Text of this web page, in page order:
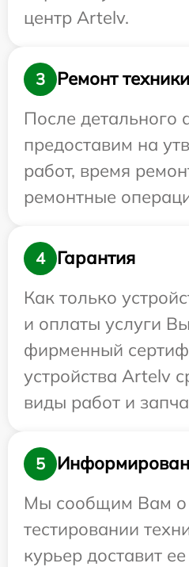
центр Artelv.
3
Ремонт техники
После детального
предоставим на
работ, время
ремонтные
4
Гарантия
Как только
и оплаты услуги
фирменный
устройства Artelv
виды работ и
5
Мы сообщим Вам о
тестировании
курьер доставит